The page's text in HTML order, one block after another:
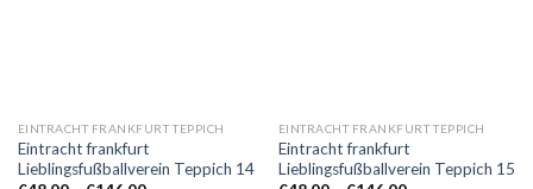
EINTRACHT FRANKFURT TEPPICH
Eintracht frankfurt
Lieblingsfußballverein Teppich 14
EINTRACHT FRANKFURT TEPPICH
Eintracht frankfurt
Lieblingsfußballverein Teppich 15